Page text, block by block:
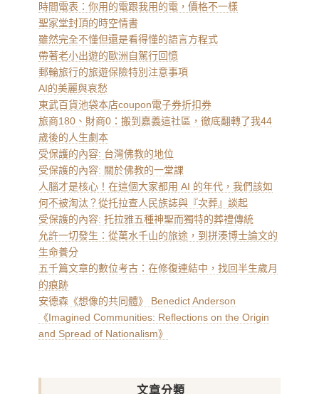
時間電表：你用的電跟我用的電，價格不一樣
聖家堂封頂的時空情書
雖然完全不懂但還是看得懂的語言方程式
帶著老小出遊的歐洲自駕行回憶
郵輪旅行的旅遊保險特別注意事項
AI的美麗與哀愁
東武百貨池袋本店coupon電子券折扣券
旅商180、財商0：搬到嘉義這社區，徹底翻轉了我44
歲後的人生劇本
受保護的內容: 台灣佛教的地位
受保護的內容: 關於佛教的一堂課
人腦才是核心！在這個大家都用 AI 的年代，我們該如
何不被淘汰？從托拉查人民族誌與『次葬』談起
受保護的內容: 托拉雅五種神聖而獨特的葬禮傳統
允許一切發生：從萬水千山的旅途，到拼湊博士論文的
生命養分
五千篇文章的數位考古：在修復連結中，找回半生歲月
的痕跡
安德森《想像的共同體》 Benedict Anderson
《Imagined Communities: Reflections on the Origin
and Spread of Nationalism》
文章分類